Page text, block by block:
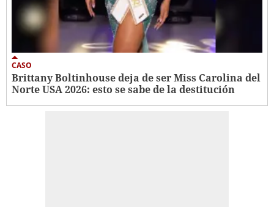
CASO
Brittany Boltinhouse deja de ser Miss Carolina del
Norte USA 2026: esto se sabe de la destitución